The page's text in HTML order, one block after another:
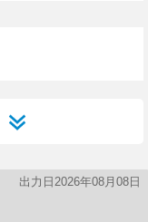
出力日2026年08月08日